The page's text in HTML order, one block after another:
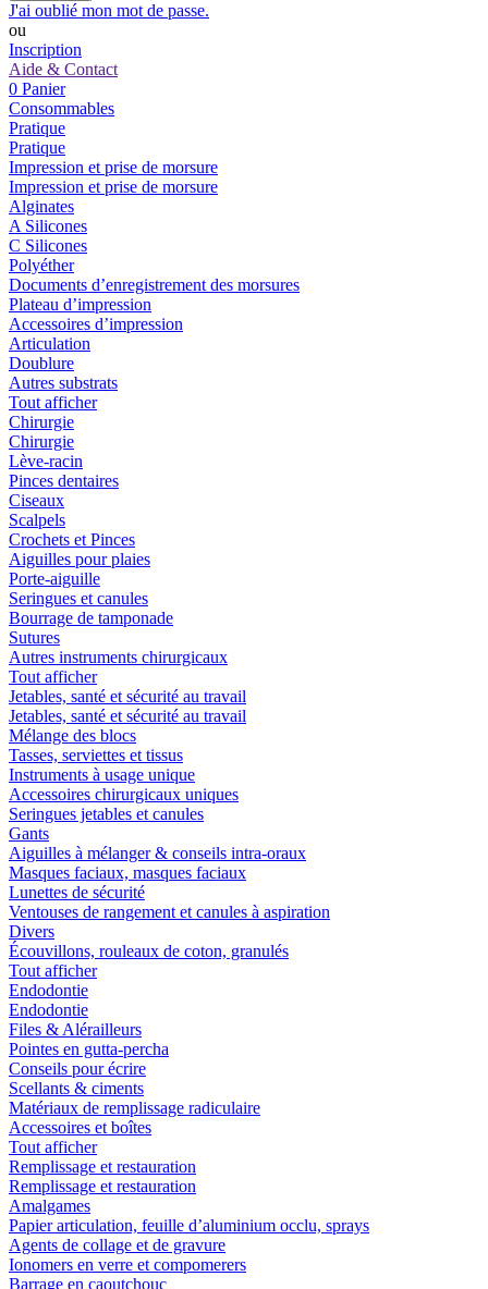
J'ai oublié mon mot de passe.
ou
Inscription
Aide & Contact
0 Panier
Consommables
Pratique
Pratique
Impression et prise de morsure
Impression et prise de morsure
Alginates
A Silicones
C Silicones
Polyéther
Documents d’enregistrement des morsures
Plateau d’impression
Accessoires d’impression
Articulation
Doublure
Autres substrats
Tout afficher
Chirurgie
Chirurgie
Lève-racin
Pinces dentaires
Ciseaux
Scalpels
Crochets et Pinces
Aiguilles pour plaies
Porte-aiguille
Seringues et canules
Bourrage de tamponade
Sutures
Autres instruments chirurgicaux
Tout afficher
Jetables, santé et sécurité au travail
Jetables, santé et sécurité au travail
Mélange des blocs
Tasses, serviettes et tissus
Instruments à usage unique
Accessoires chirurgicaux uniques
Seringues jetables et canules
Gants
Aiguilles à mélanger & conseils intra-oraux
Masques faciaux, masques faciaux
Lunettes de sécurité
Ventouses de rangement et canules à aspiration
Divers
Écouvillons, rouleaux de coton, granulés
Tout afficher
Endodontie
Endodontie
Files & Alérailleurs
Pointes en gutta-percha
Conseils pour écrire
Scellants & ciments
Matériaux de remplissage radiculaire
Accessoires et boîtes
Tout afficher
Remplissage et restauration
Remplissage et restauration
Amalgames
Papier articulation, feuille d’aluminium occlu, sprays
Agents de collage et de gravure
Ionomers en verre et compomerers
Barrage en caoutchouc